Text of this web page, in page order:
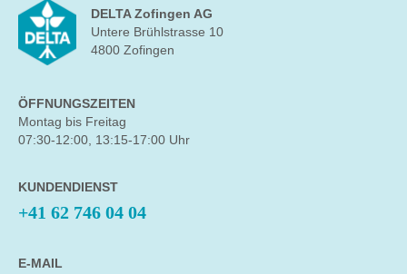
DELTA Zofingen AG
Untere Brühlstrasse 10
4800 Zofingen
ÖFFNUNGSZEITEN
Montag bis Freitag
07:30-12:00, 13:15-17:00 Uhr
KUNDENDIENST
+41 62 746 04 04
E-MAIL